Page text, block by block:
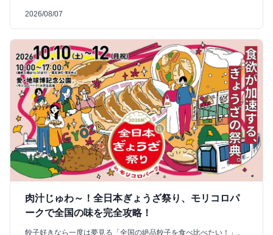
2026/08/07
肉汁じゅわ～！全日本ぎょうざ祭り、モリコロパ
ークで全国の味を完全攻略！
餃子好きなら一度は夢見る「全国の絶品餃子を食べ比べたい！」。